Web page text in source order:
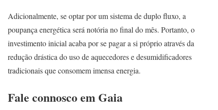
Adicionalmente, se optar por um sistema de duplo fluxo, a
poupança energética será notória no final do mês. Portanto, o
investimento inicial acaba por se pagar a si próprio através da
redução drástica do uso de aquecedores e desumidificadores
tradicionais que consomem imensa energia.
Fale connosco em Gaia